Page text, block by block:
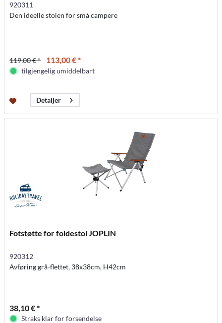
920311
Den ideelle stolen for små campere
119,00 € * 113,00 € *
tilgjengelig umiddelbart
Detaljer
Fotstøtte for foldestol JOPLIN
920312
Avføring grå-flettet, 38x38cm, H42cm
38,10 € *
Straks klar for forsendelse